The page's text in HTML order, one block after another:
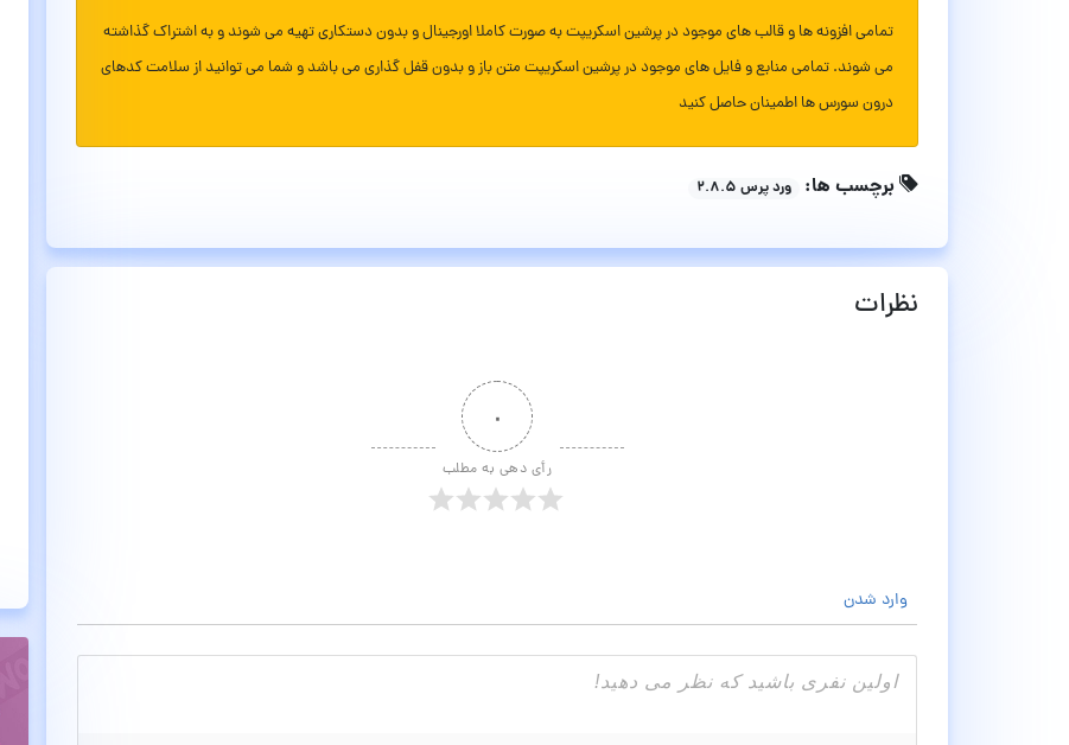
تمامی افزونه ها و قالب های موجود در پرشین اسکریپت به صورت کاملا اورجینال و بدون دستکاری تهیه می شوند و به اشتراک گذاشته
می شوند. تمامی منابع و فایل های موجود در پرشین اسکریپت متن باز و بدون قفل گذاری می باشد و شما می توانید از سلامت کدهای
درون سورس ها اطمینان حاصل کنید
برچسب ها: ورد پرس ۲.۸.۵
نظرات
۰
رأی دهی به مطلب
وارد شدن